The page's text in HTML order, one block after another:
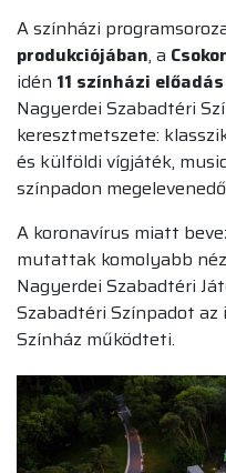
A színházi
produkciójában, a
idén 11 színházi
Nagyerdei Szabadtéri
keresztmetszete:
és külföldi vígjáték,
színpadon
A koronavírus miatt
mutattak komolyabb
Nagyerdei Szabadtéri
Szabadtéri Színpadot az
Színház működteti.